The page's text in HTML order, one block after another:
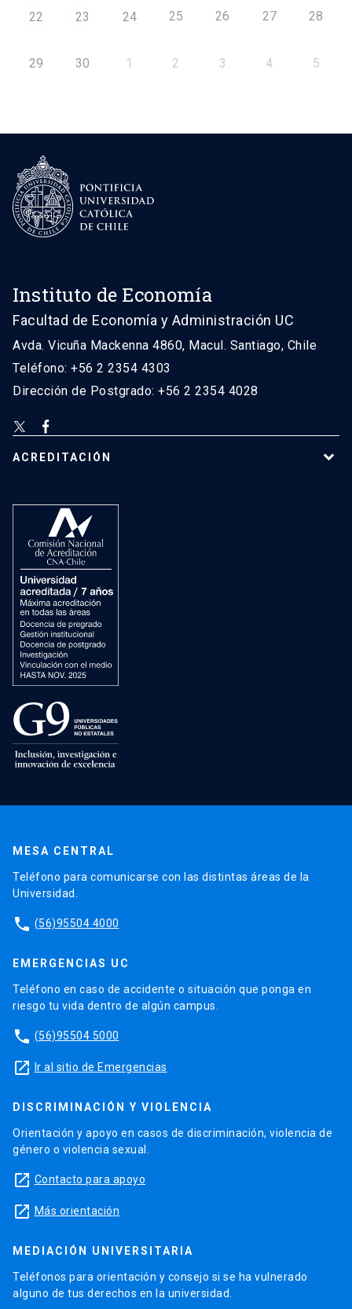
22 23 24 25 26 27 28
29 30 1 2 3 4 5
Instituto de Economía
Facultad de Economía y Administración UC
Avda. Vicuña Mackenna 4860, Macul. Santiago, Chile
Teléfono: +56 2 2354 4303
Dirección de Postgrado: +56 2 2354 4028
ACREDITACIÓN
MESA CENTRAL
Teléfono para comunicarse con las distintas áreas de la
Universidad.
phone (56)95504 4000
EMERGENCIAS UC
Teléfono en caso de accidente o situación que ponga en
riesgo tu vida dentro de algún campus.
phone (56)95504 5000
launch Ir al sitio de Emergencias
DISCRIMINACIÓN Y VIOLENCIA
Orientación y apoyo en casos de discriminación, violencia de
género o violencia sexual.
launch Contacto para apoyo
launch Más orientación
MEDIACIÓN UNIVERSITARIA
Teléfonos para orientación y consejo si se ha vulnerado
alguno de tus derechos en la universidad.